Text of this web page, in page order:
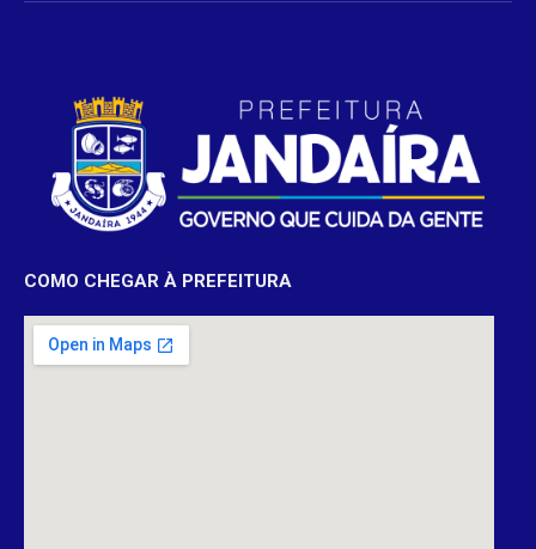
COMO CHEGAR À PREFEITURA